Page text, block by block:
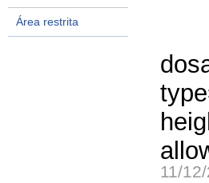
Área restrita
11/